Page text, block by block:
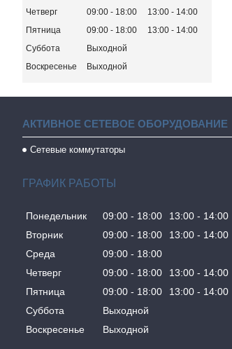
Четверг
09:00 18:00 13:00
14:00
Пятница
09:00 18:00 13:00
14:00
Суббота
Выходной
Воскресенье
Выходной
АКТИВНОЕ СЕТЕВОЕ ОБОРУДОВАНИЕ
Сетевые коммутаторы
ГРАФИК РАБОТЫ
Понедельник 09:00 18:00 13:00
14:00
Вторник
09:00 18:00 13:00
14:00
Среда
09:00
18:00
Четверг
09:00 18:00 13:00
14:00
Пятница
09:00 18:00 13:00
14:00
Суббота
Выходной
Воскресенье
Выходной